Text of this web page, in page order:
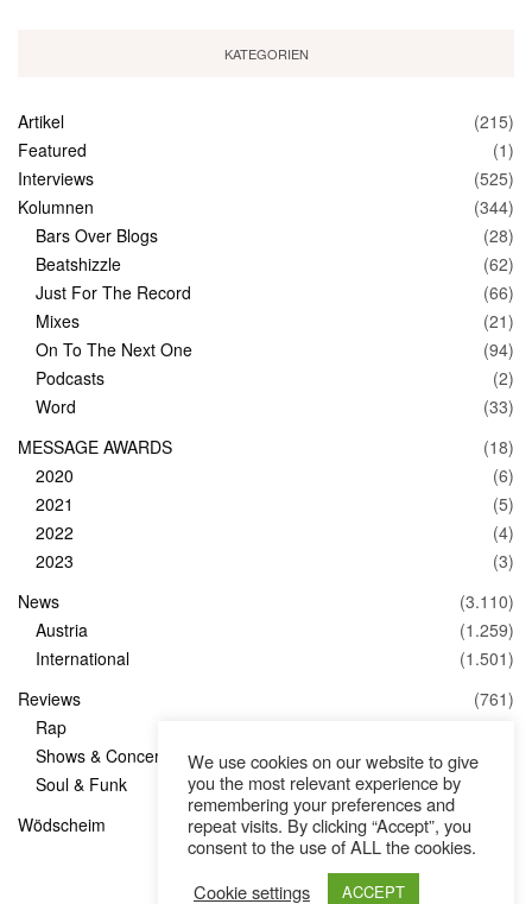
KATEGORIEN
Artikel
(215)
Featured
(1)
Interviews
(525)
Kolumnen
(344)
Bars Over Blogs
(28)
Beatshizzle
(62)
Just For The Record
(66)
Mixes
(21)
On To The Next One
(94)
Podcasts
(2)
Word
(33)
MESSAGE AWARDS
(18)
2020
(6)
2021
(5)
2022
(4)
2023
(3)
News
(3.110)
Austria
(1.259)
International
(1.501)
Reviews
(761)
Rap
Shows & Concerts
(347)
Soul & Funk
Wödscheim
We use cookies on our website to give
you the most relevant experience by
remembering your preferences and
repeat visits. By clicking “Accept”, you
consent to the use of ALL the cookies.
Cookie settings
ACCEPT